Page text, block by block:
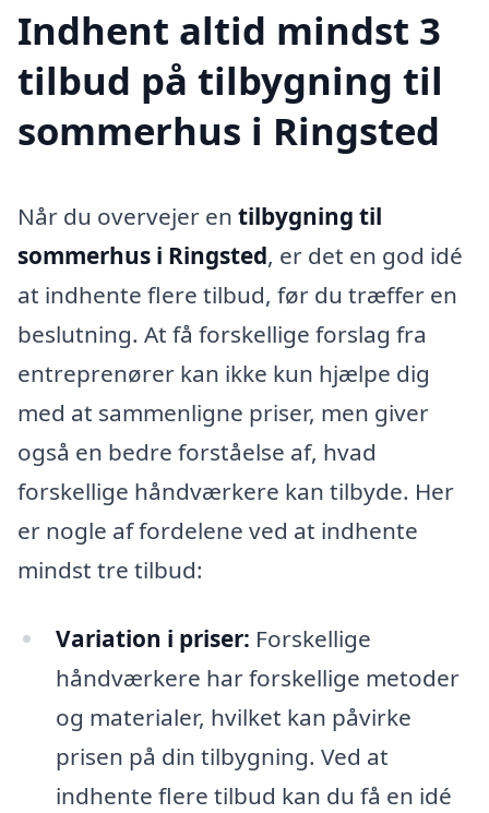
Indhent altid mindst 3
tilbud på tilbygning til
sommerhus i Ringsted
Når du overvejer en tilbygning til
sommerhus i Ringsted, er det en god idé
at indhente flere tilbud, før du træffer en
beslutning. At få forskellige forslag fra
entreprenører kan ikke kun hjælpe dig
med at sammenligne priser, men giver
også en bedre forståelse af, hvad
forskellige håndværkere kan tilbyde. Her
er nogle af fordelene ved at indhente
mindst tre tilbud:
Variation i priser: Forskellige
håndværkere har forskellige metoder
og materialer, hvilket kan påvirke
prisen på din tilbygning. Ved at
indhente flere tilbud kan du få en idé